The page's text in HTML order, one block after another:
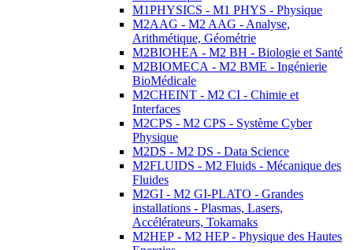
M1PHYSICS - M1 PHYS - Physique
M2AAG - M2 AAG - Analyse,
Arithmétique, Géométrie
M2BIOHEA - M2 BH - Biologie et Santé
M2BIOMECA - M2 BME - Ingénierie
BioMédicale
M2CHEINT - M2 CI - Chimie et
Interfaces
M2CPS - M2 CPS - Système Cyber
Physique
M2DS - M2 DS - Data Science
M2FLUIDS - M2 Fluids - Mécanique des
Fluides
M2GI - M2 GI-PLATO - Grandes
installations - Plasmas, Lasers,
Accélérateurs, Tokamaks
M2HEP - M2 HEP - Physique des Hautes